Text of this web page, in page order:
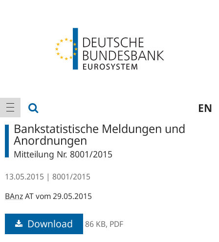
Hauptnavigation
Navigation anzeigen EN
Bankstatistische Meldungen und
Anordnungen
Mitteilung Nr. 8001/2015
13.05.2015
8001/2015
BAnzAT vom 29.05.2015
Download 86 KB, PDF